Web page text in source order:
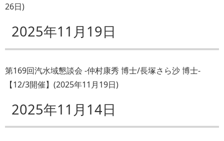
26日)
2025年11月19日
第169回汽水域懇談会 -仲村康秀 博士/長塚さら沙 博士-
【12/3開催】 (2025年11月19日)
2025年11月14日